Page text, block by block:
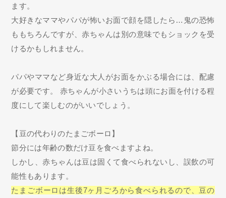
ます。
大好きなママやパパが怖いお面で顔を隠したら…鬼の恐怖
ももちろんですが、赤ちゃんは別の意味でもショックを受
けるかもしれません。
パパやママなど身近な大人がお面をかぶる場合には、配慮
が必要です。 赤ちゃんが小さいうちは頭にお面を付ける程
度にして楽しむのがいいでしょう。
【豆の代わりのたまごボーロ】
節分には年齢の数だけ豆を食べますよね。
しかし、赤ちゃんは豆は固くて食べられないし、誤飲の可
能性もあります。
たまごボーロは生後7ヶ月ごろから食べられるので、豆の